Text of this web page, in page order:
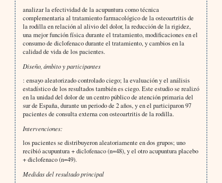
analizar la efectividad de la acupuntura como técnica
complementaria al tratamiento farmacológico de la osteoartritis de
la rodilla en relación al alivio del dolor, la reducción de la rigidez,
una mejor función física durante el tratamiento, modificaciones en el
consumo de diclofenaco durante el tratamiento, y cambios en la
calidad de vida de los pacientes.
Diseño, ámbito y participantes
: ensayo aleatorizado controlado ciego; la evaluación y el análisis
estadístico de los resultados también es ciego. Este estudio se realizó
en la unidad del dolor de un centro público de atención primaria del
sur de España, durante un periodo de 2 años, y en el participaron 97
pacientes de consulta externa con osteoartritis de la rodilla.
Intervenciones:
los pacientes se distribuyeron aleatoriamente en dos grupos; uno
recibió acupuntura + diclofenaco (n=48), y el otro acupuntura placebo
+ diclofenaco (n=49).
Medidas del resultado principal